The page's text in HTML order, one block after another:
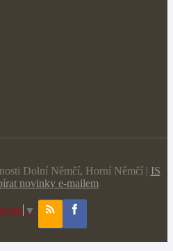
Dolní Němčí, Horní Němčí | IS
novinky e-mailem
▼